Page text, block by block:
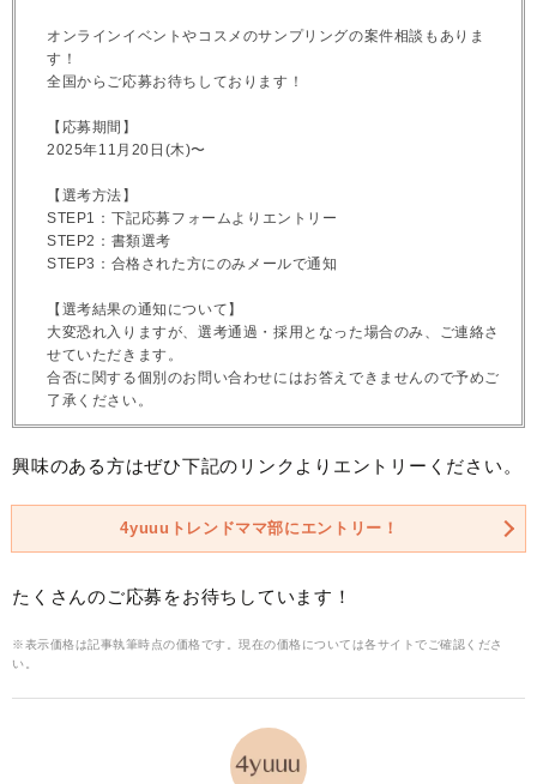
オンラインイベントやコスメのサンプリングの案件相談もありま
す！
全国からご応募お待ちしております！
【応募期間】
2025年11月20日(木)〜
【選考方法】
STEP1：下記応募フォームよりエントリー
STEP2：書類選考
STEP3：合格された方にのみメールで通知
【選考結果の通知について】
大変恐れ入りますが、選考通過・採用となった場合のみ、ご連絡さ
せていただきます。
合否に関する個別のお問い合わせにはお答えできませんので予めご
了承ください。
興味のある方はぜひ下記のリンクよりエントリーください。
4yuuuトレンドママ部にエントリー！
たくさんのご応募をお待ちしています！
※表示価格は記事執筆時点の価格です。現在の価格については各サイトでご確認くださ
い。